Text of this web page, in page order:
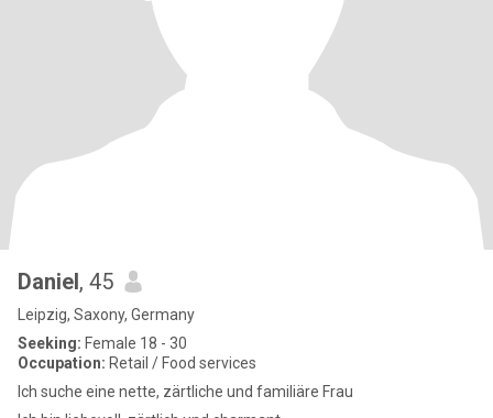
Daniel, 45
Leipzig, Saxony, Germany
Seeking: Female 18 - 30
Occupation: Retail / Food services
Ich suche eine nette, zärtliche und familiäre Frau